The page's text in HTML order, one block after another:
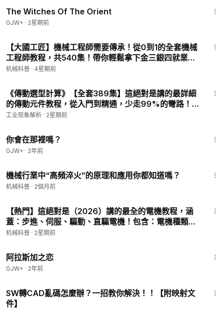
The Witches Of The Orient
GJW+ · 2星期前
【大國工匠】機械工程師需要傳承！從0到1的全套機械
工程師教程，共540集！帶你輕鬆拿下金三銀四就業崗
位，學會獨立設計整機的能力！ P7 - 公差-公差與配合
机械科普 · 4星期前
《傳動選型計算》【全套389集】這絕對是講的最詳細
的傳動元件教程，從入門到精通，少走99%的彎路！這
還學不會，我退出機械界！ P7 - 6、齒輪的設計流程講
工业现象解析 · 2星期前
你會在那裡嗎？
GJW+ · 2年前
機械行業中“高頻淬火”的原理和應用你都知道嗎？
机械科普 · 2個月前
【熱門】這絕對是（2026）講的最全的電機教程，涵
蓋：步進、伺服、驅動、直驅電機！包含：電機種類、
電機原理、電機選型等所有知識！帶你少走99%的彎
机械科普 · 2星期前
阿拉斯加之恋
GJW+ · 2年前
SW轉CAD亂碼怎麼辦？一招教你解決！！【附映射文
件】